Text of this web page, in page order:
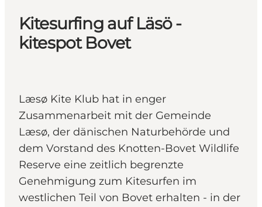
Kitesurfing auf Läsö -
kitespot Bovet
Læsø Kite Klub hat in enger
Zusammenarbeit mit der Gemeinde
Læsø, der dänischen Naturbehörde und
dem Vorstand des Knotten-Bovet Wildlife
Reserve eine zeitlich begrenzte
Genehmigung zum Kitesurfen im
westlichen Teil von Bovet erhalten - in der